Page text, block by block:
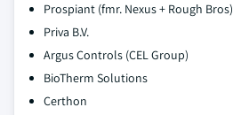
Prospiant (fmr. Nexus + Rough Bros)
Priva B.V.
Argus Controls (CEL Group)
BioTherm Solutions
Certhon